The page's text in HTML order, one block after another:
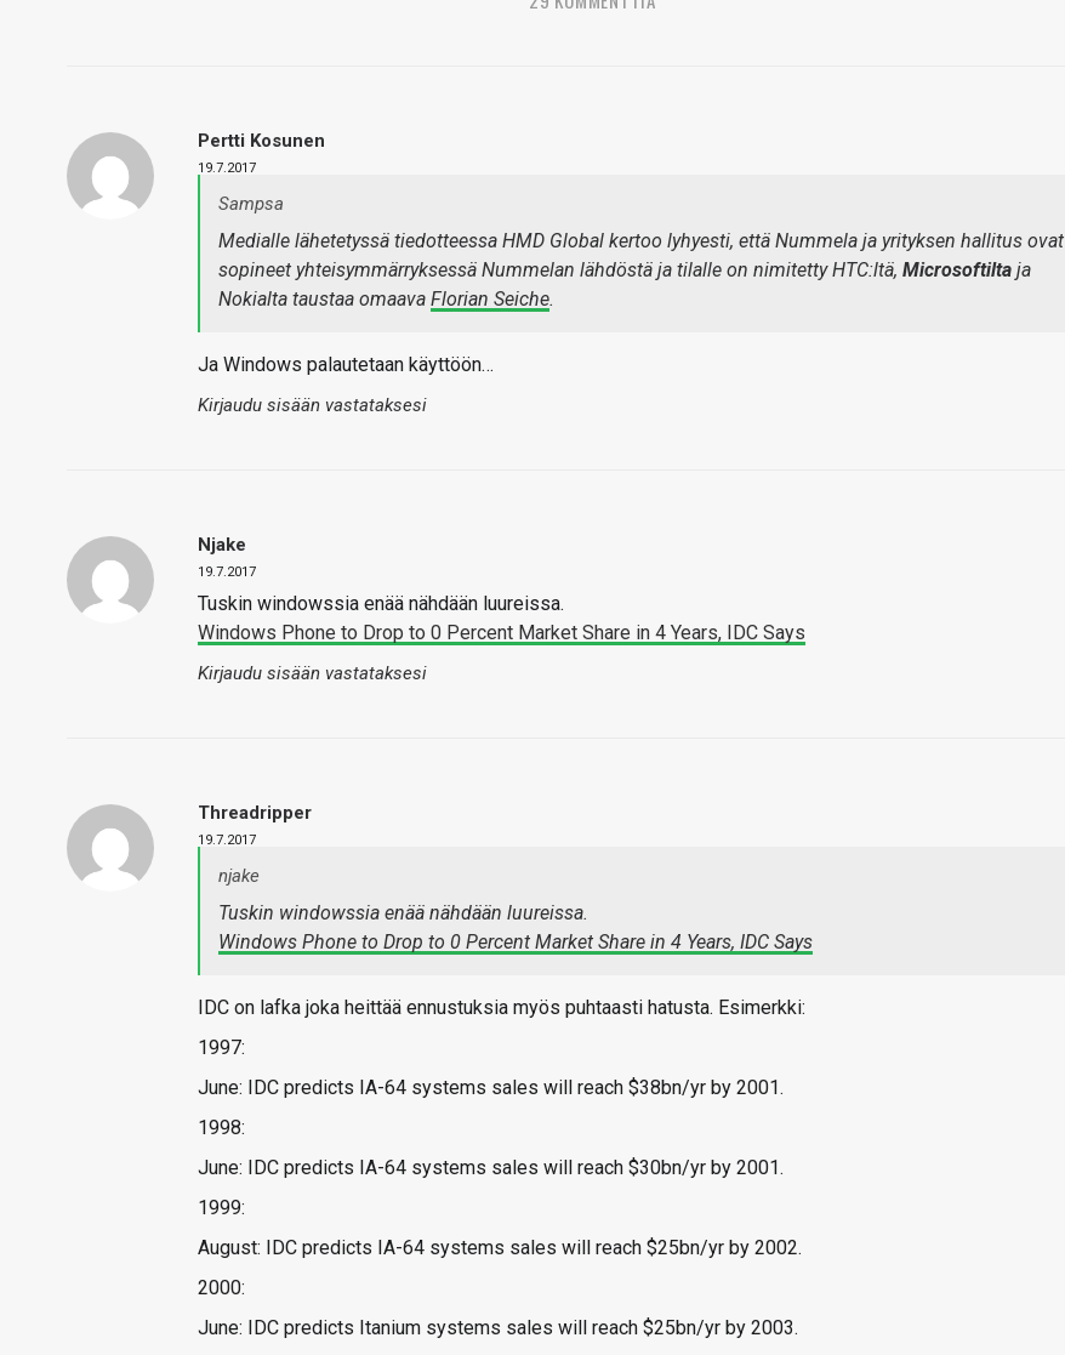
Pertti Kosunen
19.7.2017
Sampsa
Medialle lähetetyssä tiedotteessa HMD Global kertoo lyhyesti, että Nummela ja yrityksen hallitus ovat
sopineet yhteisymmärryksessä Nummelan lähdöstä ja tilalle on nimitetty HTC:ltä, Microsoftilta ja
Nokialta taustaa omaava Florian Seiche.
Ja Windows palautetaan käyttöön…
Kirjaudu sisään vastataksesi
Njake
19.7.2017
Tuskin windowssia enää nähdään luureissa.
Windows Phone to Drop to 0 Percent Market Share in 4 Years, IDC Says
Kirjaudu sisään vastataksesi
Threadripper
19.7.2017
njake
Tuskin windowssia enää nähdään luureissa.
Windows Phone to Drop to 0 Percent Market Share in 4 Years, IDC Says
IDC on lafka joka heittää ennustuksia myös puhtaasti hatusta. Esimerkki:
1997:
June: IDC predicts IA-64 systems sales will reach $38bn/yr by 2001.
1998:
June: IDC predicts IA-64 systems sales will reach $30bn/yr by 2001.
1999:
August: IDC predicts IA-64 systems sales will reach $25bn/yr by 2002.
2000:
June: IDC predicts Itanium systems sales will reach $25bn/yr by 2003.